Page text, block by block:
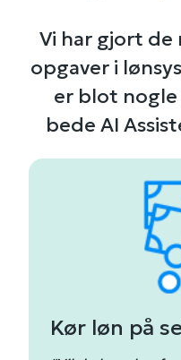
Vi har gjort
opgaver i
er blot
bede AI
Kør løn på